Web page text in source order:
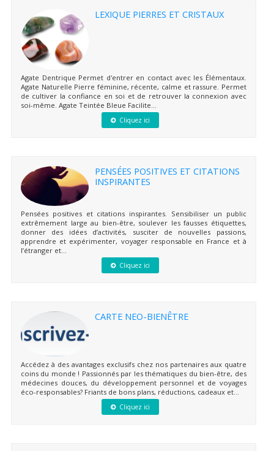
LEXIQUE PIERRES ET CRISTAUX
Agate Dentrique Permet d'entrer en contact avec les Élémentaux.
Agate Naturelle Pierre féminine, récente, calme et rassure. Permet
de cultiver la confiance en soi et de retrouver la connexion avec
soi-même. Agate Teintée Bleue Facilite...
Cliquez ici
PENSÉES POSITIVES ET CITATIONS
INSPIRANTES
Pensées positives et citations inspirantes. Sensibiliser un public
extrêmement large au bien-être, soulever les fausses étiquettes,
donner des idées d’activités, susciter de nouvelles passions,
apprendre et expérimenter, voyager responsable en France et à
l’étranger et...
Cliquez ici
CARTE NEO-BIENÊTRE
Accédez à des avantages exclusifs chez nos partenaires aux quatre
coins du monde ! Passionnés par les thématiques du bien-être, des
médecines douces, du développement personnel et de voyages
éco-responsables? Friants de bons plans, réductions, cadeaux et...
Cliquez ici